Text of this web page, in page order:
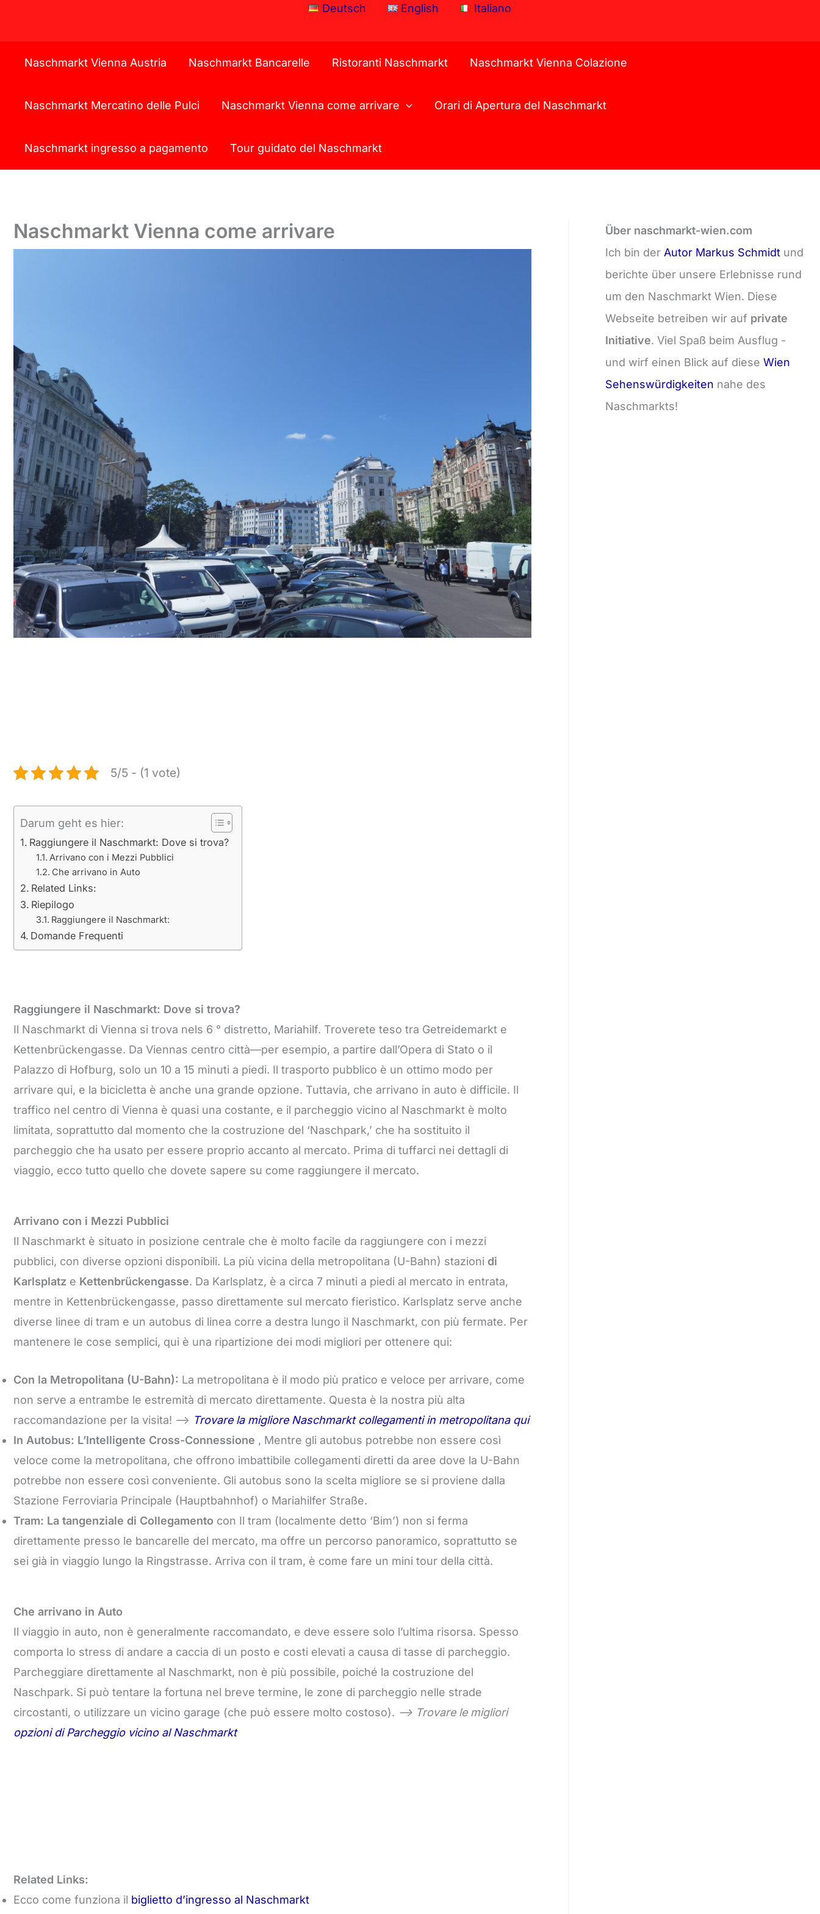
Deutsch English Italiano
Naschmarkt Vienna Austria Naschmarkt Bancarelle Ristoranti Naschmarkt Naschmarkt Vienna Colazione
Naschmarkt Mercatino delle Pulci Naschmarkt Vienna come arrivare Orari di Apertura del Naschmarkt
Naschmarkt ingresso a pagamento Tour guidato del Naschmarkt
Naschmarkt Vienna come arrivare
5/5 - (1 vote)
Darum geht es hier:
Raggiungere il Naschmarkt: Dove si trova?
Arrivano con i Mezzi Pubblici
Che arrivano in Auto
Related Links:
Riepilogo
Raggiungere il Naschmarkt:
Domande Frequenti
Raggiungere il Naschmarkt: Dove si trova?
Il Naschmarkt di Vienna si trova nels 6 ° distretto, Mariahilf. Troverete teso tra Getreidemarkt e
Kettenbrückengasse. Da Viennas centro città—per esempio, a partire dall’Opera di Stato o il
Palazzo di Hofburg, solo un 10 a 15 minuti a piedi. Il trasporto pubblico è un ottimo modo per
arrivare qui, e la bicicletta è anche una grande opzione. Tuttavia, che arrivano in auto è difficile. Il
traffico nel centro di Vienna è quasi una costante, e il parcheggio vicino al Naschmarkt è molto
limitata, soprattutto dal momento che la costruzione del ‘Naschpark,’ che ha sostituito il
parcheggio che ha usato per essere proprio accanto al mercato. Prima di tuffarci nei dettagli di
viaggio, ecco tutto quello che dovete sapere su come raggiungere il mercato.
Arrivano con i Mezzi Pubblici
Il Naschmarkt è situato in posizione centrale che è molto facile da raggiungere con i mezzi
pubblici, con diverse opzioni disponibili. La più vicina della metropolitana (U-Bahn) stazioni di
Karlsplatz e Kettenbrückengasse. Da Karlsplatz, è a circa 7 minuti a piedi al mercato in entrata,
mentre in Kettenbrückengasse, passo direttamente sul mercato fieristico. Karlsplatz serve anche
diverse linee di tram e un autobus di linea corre a destra lungo il Naschmarkt, con più fermate. Per
mantenere le cose semplici, qui è una ripartizione dei modi migliori per ottenere qui:
Con la Metropolitana (U-Bahn): La metropolitana è il modo più pratico e veloce per arrivare, come
non serve a entrambe le estremità di mercato direttamente. Questa è la nostra più alta
raccomandazione per la visita! –> Trovare la migliore Naschmarkt collegamenti in metropolitana qui
In Autobus: L’Intelligente Cross-Connessione , Mentre gli autobus potrebbe non essere così
veloce come la metropolitana, che offrono imbattibile collegamenti diretti da aree dove la U-Bahn
potrebbe non essere così conveniente. Gli autobus sono la scelta migliore se si proviene dalla
Stazione Ferroviaria Principale (Hauptbahnhof) o Mariahilfer Straße.
Tram: La tangenziale di Collegamento con Il tram (localmente detto ‘Bim’) non si ferma
direttamente presso le bancarelle del mercato, ma offre un percorso panoramico, soprattutto se
sei già in viaggio lungo la Ringstrasse. Arriva con il tram, è come fare un mini tour della città.
Che arrivano in Auto
Il viaggio in auto, non è generalmente raccomandato, e deve essere solo l’ultima risorsa. Spesso
comporta lo stress di andare a caccia di un posto e costi elevati a causa di tasse di parcheggio.
Parcheggiare direttamente al Naschmarkt, non è più possibile, poiché la costruzione del
Naschpark. Si può tentare la fortuna nel breve termine, le zone di parcheggio nelle strade
circostanti, o utilizzare un vicino garage (che può essere molto costoso). –> Trovare le migliori
opzioni di Parcheggio vicino al Naschmarkt
Related Links:
Ecco come funziona il biglietto d’ingresso al Naschmarkt
Über naschmarkt-wien.com
Ich bin der Autor Markus Schmidt und
berichte über unsere Erlebnisse rund
um den Naschmarkt Wien. Diese
Webseite betreiben wir auf private
Initiative. Viel Spaß beim Ausflug -
und wirf einen Blick auf diese Wien
Sehenswürdigkeiten nahe des
Naschmarkts!